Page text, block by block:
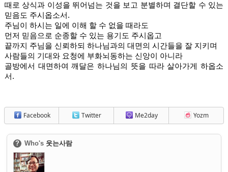
때로 상식과 이성을 뛰어넘는 것을 보고 분별하며 결단할 수 있는
믿음도 주시옵소서.
주님이 하시는 일에 이해 할 수 없을 때라도
먼저 믿음으로 순종할 수 있는 용기도 주시옵고
끝까지 주님을 신뢰하되 하나님과의 대면의 시간들을 잘 지키며
사람들의 기대와 요청에 부화뇌동하는 신앙이 아니라
골방에서 대면하여 깨달은 하나님의 뜻을 따라 살아가게 하옵소
서.
Facebook Twitter Me2day Yozm
? Who's 웃는사람